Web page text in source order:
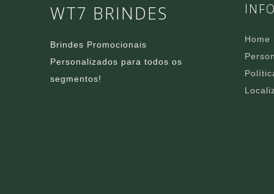
WT7 BRINDES
Brindes Promocionais
Personalizados para todos os
segmentos!
Home